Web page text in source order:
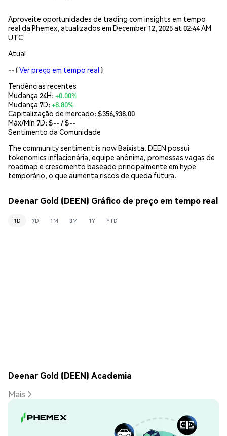
Aproveite oportunidades de trading com insights em tempo
real da Phemex, atualizados em December 12, 2025 at 02:44 AM
UTC
Atual
-- (Ver preço em tempo real )
Tendências recentes
Mudança 24H:+0.00%
Mudança 7D:+8.80%
Capitalização de mercado:$356,938.00
Máx/Mín 7D: $-- / $--
Sentimento da Comunidade
The community sentiment is now Baixista. DEEN possui
tokenomics inflacionária, equipe anônima, promessas vagas de
roadmap e crescimento baseado principalmente em hype
temporário, o que aumenta riscos de queda futura.
Deenar Gold (DEEN) Gráfico de preço em tempo real
1D 7D 1M 3M 1Y YTD
Deenar Gold (DEEN) Academia
Mais